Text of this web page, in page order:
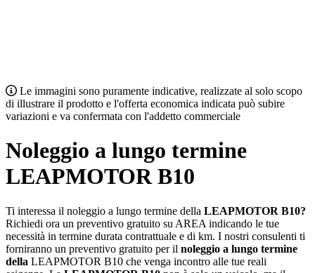
Le immagini sono puramente indicative, realizzate al solo scopo
di illustrare il prodotto e l'offerta economica indicata può subire
variazioni e va confermata con l'addetto commerciale
Noleggio a lungo termine
LEAPMOTOR B10
Ti interessa il noleggio a lungo termine della LEAPMOTOR B10?
Richiedi ora un preventivo gratuito su AREA indicando le tue
necessità in termine durata contrattuale e di km. I nostri consulenti ti
forniranno un preventivo gratuito per il noleggio a lungo termine
della LEAPMOTOR B10 che venga incontro alle tue reali